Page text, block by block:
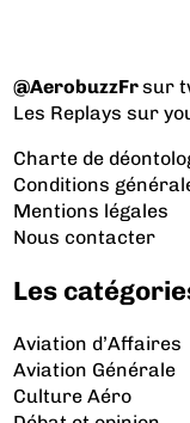
@AerobuzzFrsur
Les Replays sur
Charte de
Conditions
Mentions légales
Nous contacter
Les
Aviation d’Affaires
Aviation Générale
Culture Aéro